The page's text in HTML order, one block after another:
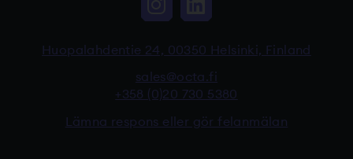
Instagram, Linkki
LinkedIn,
Huopalahdentie 24, 00350 Helsinki, Finland
sales@octa.fi
+358 (0)20 730 5380
Lämna respons eller gör felanmälan